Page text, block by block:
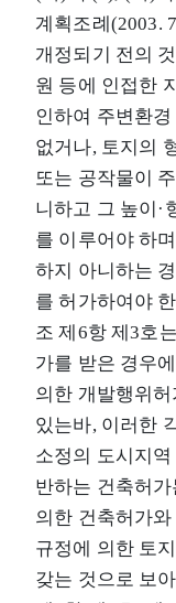
계획조례(2003.
개정되기 전의
원 등에 인접한
인하여 주변환
없거나, 토지의
또는 공작물이
니하고 그 높이·
를 이루어야 하
하지 아니하는
를 허가하여야
조 제6항 제3호
가를 받은 경우
의한 개발행위
있는바, 이러한
소정의 도시지
반하는 건축허
의한 건축허가
규정에 의한 토
갖는 것으로 보